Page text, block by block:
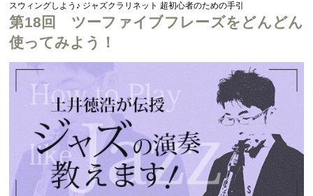
スウィングしよう♪ ジャズクラリネット 超初心者のための手引
第18回 ツーファイブフレーズをどんどん
使ってみよう！